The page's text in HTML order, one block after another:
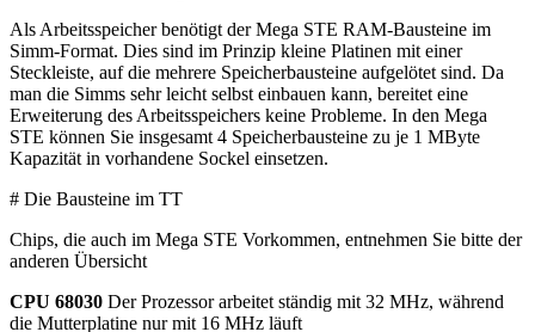
Als Arbeitsspeicher benötigt der Mega STE RAM-Bausteine im
Simm-Format. Dies sind im Prinzip kleine Platinen mit einer
Steckleiste, auf die mehrere Speicherbausteine aufgelötet sind. Da
man die Simms sehr leicht selbst einbauen kann, bereitet eine
Erweiterung des Arbeitsspeichers keine Probleme. In den Mega
STE können Sie insgesamt 4 Speicherbausteine zu je 1 MByte
Kapazität in vorhandene Sockel einsetzen.
# Die Bausteine im TT
Chips, die auch im Mega STE Vorkommen, entnehmen Sie bitte der
anderen Übersicht
CPU 68030 Der Prozessor arbeitet ständig mit 32 MHz, während
die Mutterplatine nur mit 16 MHz läuft